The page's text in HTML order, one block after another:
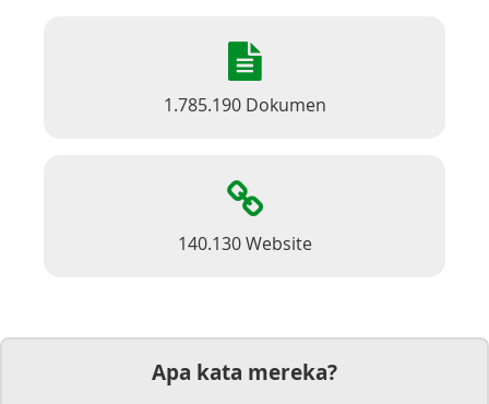
1.785.190 Dokumen
140.130 Website
Apa kata mereka?